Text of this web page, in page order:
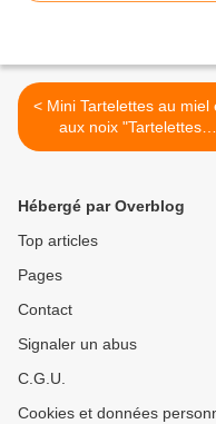
< Mini Tartelettes au miel et
aux noix "Tartelettes
Maaselin"
Hébergé par Overblog
Top articles
Pages
Contact
Signaler un abus
C.G.U.
Cookies et données